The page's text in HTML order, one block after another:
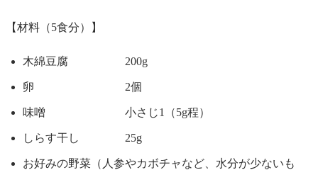
【材料（5食分）】
木綿豆腐 200g
卵 2個
味噌 小さじ1（5g程）
しらす干し 25g
お好みの野菜（人参やカボチャなど、水分が少ないも